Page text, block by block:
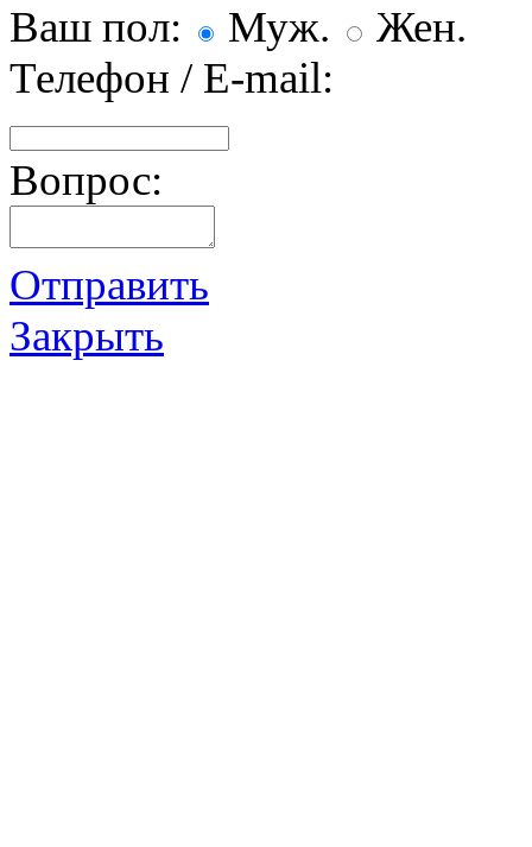
Ваш пол: Муж.
Жен.
Телефон / E-mail:
Вопрос:
Отправить
Закрыть